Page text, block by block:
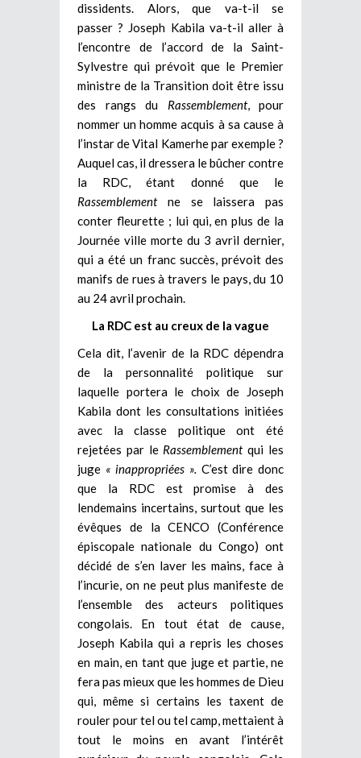
dissidents. Alors, que va-t-il se
passer ? Joseph Kabila va-t-il aller à
l’encontre de l’accord de la Saint-
Sylvestre qui prévoit que le Premier
ministre de la Transition doit être issu
des rangs du Rassemblement, pour
nommer un homme acquis à sa cause à
l’instar de Vital Kamerhe par exemple ?
Auquel cas, il dressera le bûcher contre
la RDC, étant donné que le
Rassemblementne se laissera pas
conter fleurette ; lui qui, en plus de la
Journée ville morte du 3 avril dernier,
qui a été un franc succès, prévoit des
manifs de rues à travers le pays, du 10
au 24 avril prochain.
La RDC est au creux de la vague
Cela dit, l’avenir de la RDC dépendra
de la personnalité politique sur
laquelle portera le choix de Joseph
Kabila dont les consultations initiées
avec la classe politique ont été
rejetées par le Rassemblementqui les
juge « inappropriées ». C’est dire donc
que la RDC est promise à des
lendemains incertains, surtout que les
évêques de la CENCO (Conférence
épiscopale nationale du Congo) ont
décidé de s’en laver les mains, face à
l’incurie, on ne peut plus manifeste de
l’ensemble des acteurs politiques
congolais. En tout état de cause,
Joseph Kabila qui a repris les choses
en main, en tant que juge et partie, ne
fera pas mieux que les hommes de Dieu
qui, même si certains les taxent de
rouler pour tel ou tel camp, mettaient à
tout le moins en avant l’intérêt